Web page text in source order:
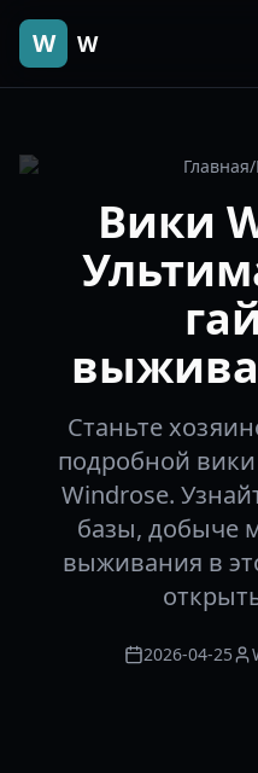
W W
Главная/
Вики
Станьте
подробной
Windrose.
базы, добыче
выживания в
2026-04-25